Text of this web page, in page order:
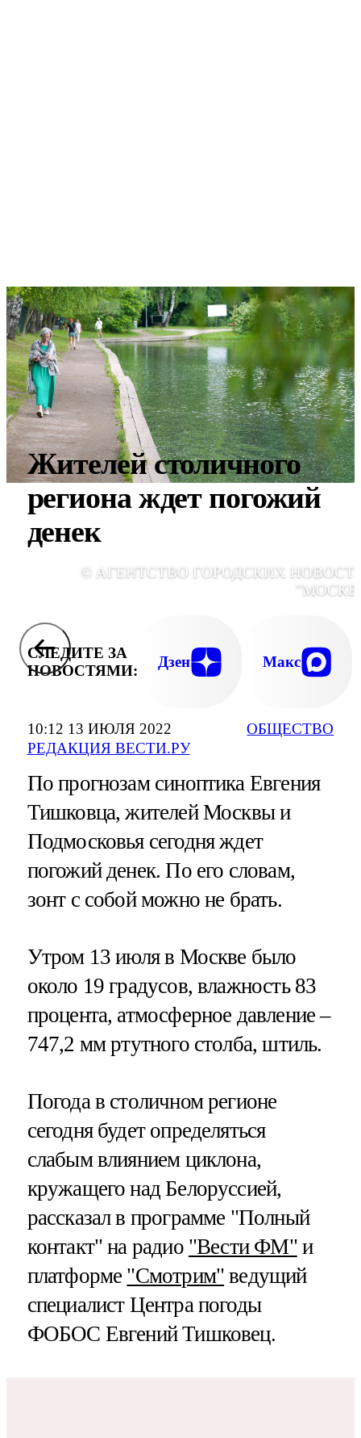
10:12 13 ИЮЛЯ 2022
РЕДАКЦИЯ ВЕСТИ.РУ
ОБЩЕСТВО
Жителей столичного
региона ждет погожий
денек
© АГЕНТСТВО ГОРОДСКИХ
СЛЕДИТЕ ЗА
НОВОСТЯМИ:
Дзен Макс
По прогнозам синоптика Евгения
Тишковца, жителей Москвы и
Подмосковья сегодня ждет
погожий денек. По его словам,
зонт с собой можно не брать.
Утром 13 июля в Москве было
около 19 градусов, влажность 83
процента, атмосферное давление –
747,2 мм ртутного столба, штиль.
Погода в столичном регионе
сегодня будет определяться
слабым влиянием циклона,
кружащего над Белоруссией,
рассказал в программе "Полный
контакт" на радио "Вести ФМ"и
платформе "Смотрим" ведущий
специалист Центра погоды
ФОБОС Евгений Тишковец.